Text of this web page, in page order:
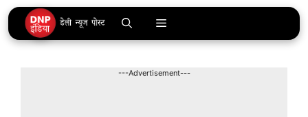
Skip
to
content
Menu
---Advertisement---